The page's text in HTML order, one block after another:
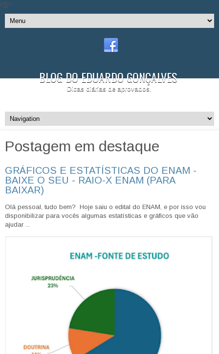
//]]>
BLOG DO EDUARDO GONÇALVES
Dicas diárias de aprovados.
Postagem em destaque
GRÁFICOS E ESTATÍSTICAS DO ENAM -
BAIXE O SEU - RAIO-X ENAM (PARA
BAIXAR)
Olá pessoal, tudo bem? Hoje saiu o edital do ENAM, e por isso vou
disponibilizar para vocês algumas estatísticas e gráficos que vão
ajudar ...